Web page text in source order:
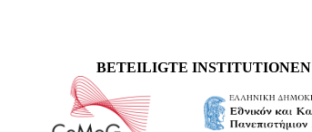
BETEILIGTE INSTITUTIONEN